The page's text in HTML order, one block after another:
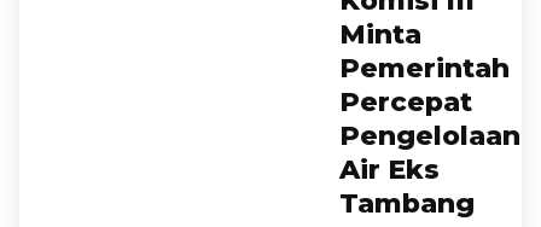
Minta
Pemerintah
Percepat
Pengelolaan
Air Eks
Tambang